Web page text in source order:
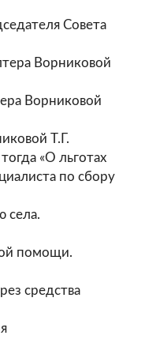
Совета
Ворниковой
Ворниковой
Т.Г.
«О льготах
по сбору
села.
помощи.
средства